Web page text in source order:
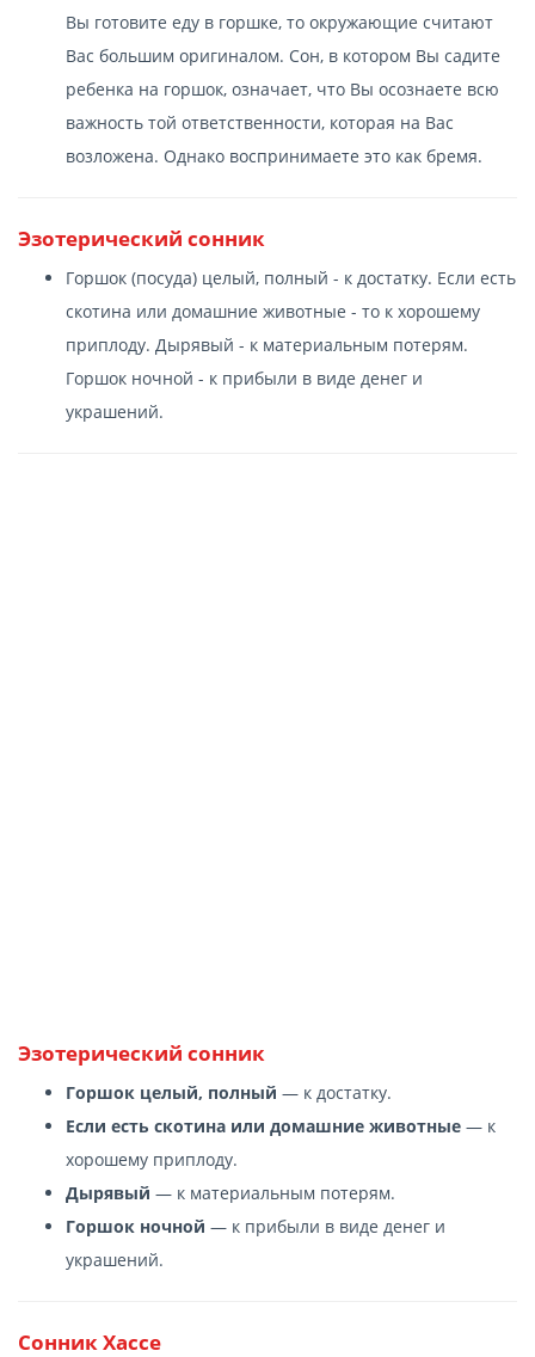
Вы готовите еду в горшке, то окружающие считают
Вас большим оригиналом. Сон, в котором Вы садите
ребенка на горшок, означает, что Вы осознаете всю
важность той ответственности, которая на Вас
возложена. Однако воспринимаете это как бремя.
Эзотерический сонник
Горшок (посуда) целый, полный - к достатку. Если есть
скотина или домашние животные - то к хорошему
приплоду. Дырявый - к материальным потерям.
Горшок ночной - к прибыли в виде денег и
украшений.
Эзотерический сонник
Горшок целый, полный — к достатку.
Если есть скотина или домашние животные — к
хорошему приплоду.
Дырявый — к материальным потерям.
Горшок ночной — к прибыли в виде денег и
украшений.
Сонник Хассе